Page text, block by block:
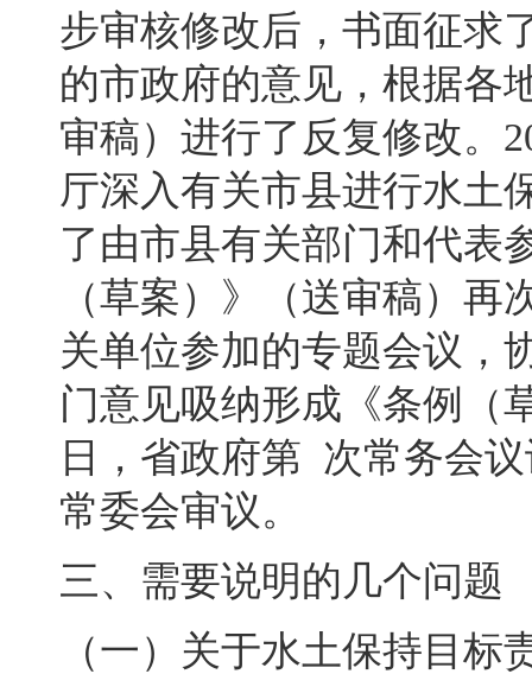
步审核修改后，书面征求
的市政府的意见 ， 根据各
审稿）进行了反复修改。
厅深入有关市县进行水土
了由市县有关部门和代表
（草案）》（送审稿）再
关单位参加的专题会议 ，
门意见吸纳形成《条例（
日
， 省政府第 次常务会
常委会审议。
三、需要说明的几个问题
（一）关于水土保持目标